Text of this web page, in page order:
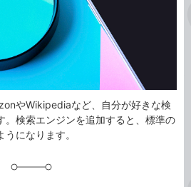
やWikipediaなど、自分が好きな検
。検索エンジンを追加すると、標準の
になります。